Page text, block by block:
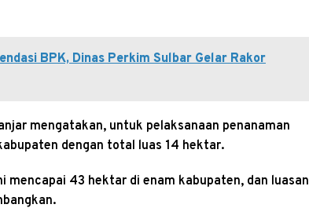
BPK, Dinas Perkim Sulbar Gelar Rakor
mengatakan, untuk pelaksanaan penanaman
dengan total luas 14 hektar.
mencapai 43 hektar di enam kabupaten, dan luasan